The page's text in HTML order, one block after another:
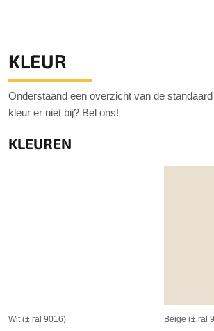
KLEUR
Onderstaand een overzicht van de
kleur er niet bij? Bel ons!
KLEUREN
Wit (± ral 9016) Beige (± ral